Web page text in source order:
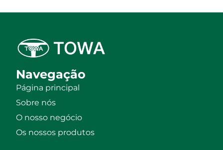
Navegação
Página principal
Sobre nós
O nosso negócio
Os nossos produtos